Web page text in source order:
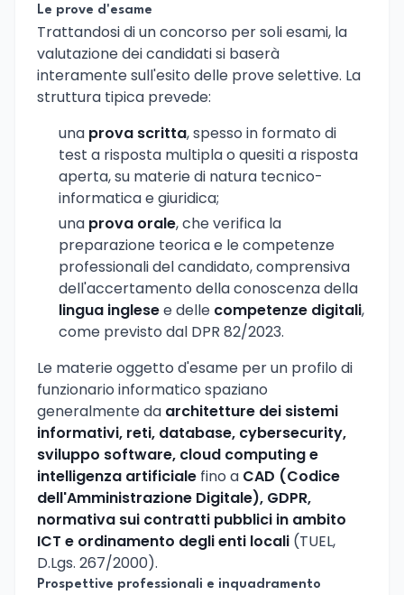
Le prove d'esame
Trattandosi di un concorso per soli esami, la
valutazione dei candidati si baserà
interamente sull'esito delle prove selettive. La
struttura tipica prevede:
una prova scritta, spesso in formato di
test a risposta multipla o quesiti a risposta
aperta, su materie di natura tecnico-
informatica e giuridica;
una prova orale, che verifica la
preparazione teorica e le competenze
professionali del candidato, comprensiva
dell'accertamento della conoscenza della
lingua inglesee delle competenze digitali,
come previsto dal DPR 82/2023.
Le materie oggetto d'esame per un profilo di
funzionario informatico spaziano
generalmente da architetture dei sistemi
informativi, reti, database, cybersecurity,
sviluppo software, cloud computing e
intelligenza artificiale fino a CAD (Codice
dell'Amministrazione Digitale), GDPR,
normativa sui contratti pubblici in ambito
ICT e ordinamento degli enti locali (TUEL,
D.Lgs. 267/2000).
Prospettive professionali e inquadramento